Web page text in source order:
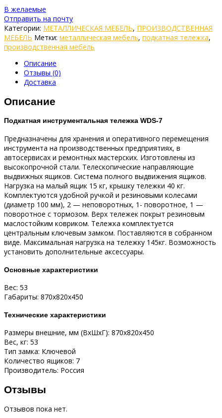
В желаемые
Отправить на почту
Категории: МЕТАЛЛИЧЕСКАЯ МЕБЕЛЬ, ПРОИЗВОДСТВЕННАЯ
МЕБЕЛЬ Метки: металлическая мебель, подкатная тележка,
производственная мебель
Описание
Отзывы (0)
Доставка
Описание
Подкатная инструментальная тележка WDS-7
Предназначены для хранения и оперативного перемещения
инструмента на производственных предприятиях, в
автосервисах и ремонтных мастерских. Изготовлены из
высокопрочной стали. Телескопические направляющие
выдвижных ящиков. Система полного выдвижения ящиков.
Нагрузка на малый ящик 15 кг, крышку тележки 40 кг.
Комплектуются удобной ручкой и резиновыми колесами
(диаметр 100 мм), 2 — неповоротных, 1- поворотное, 1 —
поворотное с тормозом. Верх тележек покрыт резиновым
маслостойким ковриком. Тележка комплектуется
центральным ключевым замком. Поставляются в собранном
виде. Максимальная нагрузка на тележку 145кг. Возможность
установить дополнительные аксессуары.
Основные характеристики
Вес: 53
Габариты: 870x820x450
Технические характеристики
Размеры внешние, мм (ВхШхГ): 870x820x450
Вес, кг: 53
Тип замка: Ключевой
Количество ящиков: 7
Производитель: Россия
Отзывы
Отзывов пока нет.